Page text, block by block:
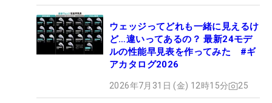
ウェッジってどれも一緒に見えるけ
ど…違いってあるの？ 最新24モデ
ルの性能早見表を作ってみた #ギ
アカタログ2026
2026年7月31日 (金) 12時15分 25